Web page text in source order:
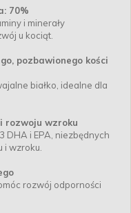
70%
i minerały
u kociąt.
pozbawionego kości
białko, idealne dla
rozwoju wzroku
DHA i EPA, niezbędnych
wzroku.
rozwój odporności